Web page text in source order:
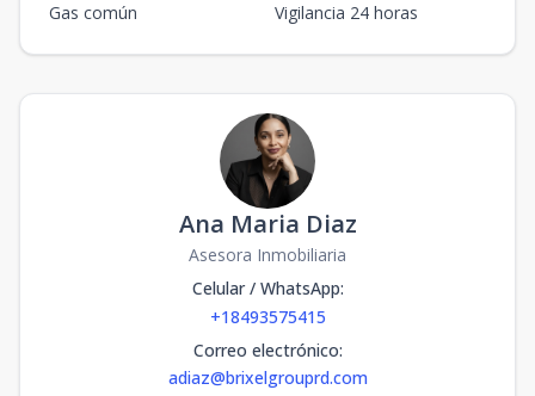
Gas común Vigilancia 24 horas
Ana Maria Diaz
Asesora Inmobiliaria
Celular / WhatsApp:
+18493575415
Correo electrónico:
adiaz@brixelgrouprd.com